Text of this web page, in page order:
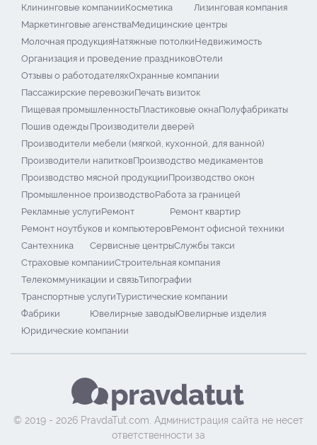
Клининговые компанииКосметика
Лизинговая компания
Маркетинговые агенстваМедицинские центры
Молочная продукцияНатяжные потолкиНедвижимость
Организация и проведение праздниковОтели
Отзывы о работодателяхОхранные компании
Пассажирские перевозкиПечать визиток
Пищевая промышленностьПластиковые окнаПолуфабрикаты
Пошив одежды Производители дверей
Производители мебели (мягкой, кухонной, для ванной)
Производители напитковПроизводство медикаментов
Производство мясной продукцииПроизводство окон
Промышленное производствоРабота за границей
Рекламные услугиРемонт
Ремонт квартир
Ремонт ноутбуков и компьютеровРемонт офисной техники
Сантехника
Сервисные центрыСлужбы такси
Страховые компанииСтроительная компания
Телекоммуникации и связьТипографии
Транспортные услугиТуристические компании
Фабрики
Ювелирные заводыЮвелирные изделия
Юридические компании
© 2019 - 2026 PravdaTut.com. Администрация сайта не несет
ответственности за